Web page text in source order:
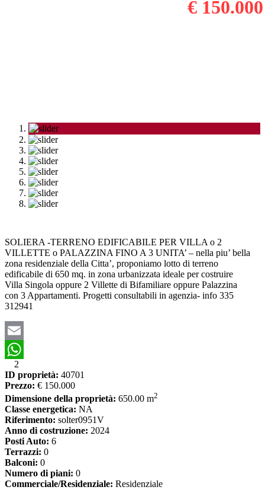
€ 150.000
SOLIERA -TERRENO EDIFICABILE PER VILLA o 2
VILLETTE o PALAZZINA FINO A 3 UNITA’ – nella piu’ bella
zona residenziale della Citta’, proponiamo lotto di terreno
edificabile di 650 mq. in zona urbanizzata ideale per costruire
Villa Singola oppure 2 Villette di Bifamiliare oppure Palazzina
con 3 Appartamenti. Progetti consultabili in agenzia- info 335
312941
Email
WhatsApp
2
ID proprietà: 40701
Prezzo: € 150.000
Dimensione della proprietà: 650.00 m2
Classe energetica: NA
Riferimento: solter0951V
Anno di costruzione: 2024
Posti Auto: 6
Terrazzi: 0
Balconi: 0
Numero di piani: 0
Commerciale/Residenziale: Residenziale